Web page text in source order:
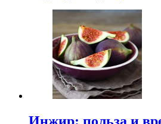
Инжир: польза и